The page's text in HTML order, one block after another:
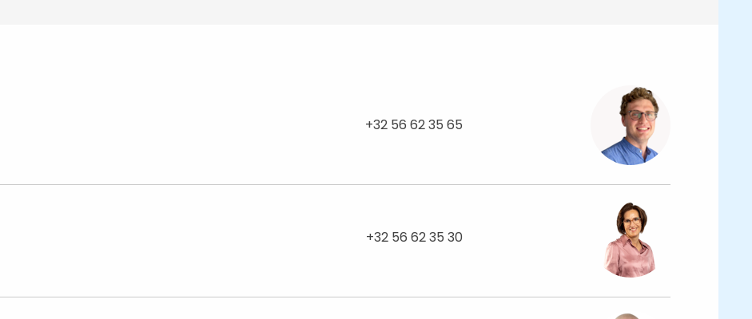
+32 56 62 35 65
+32 56 62 35 30